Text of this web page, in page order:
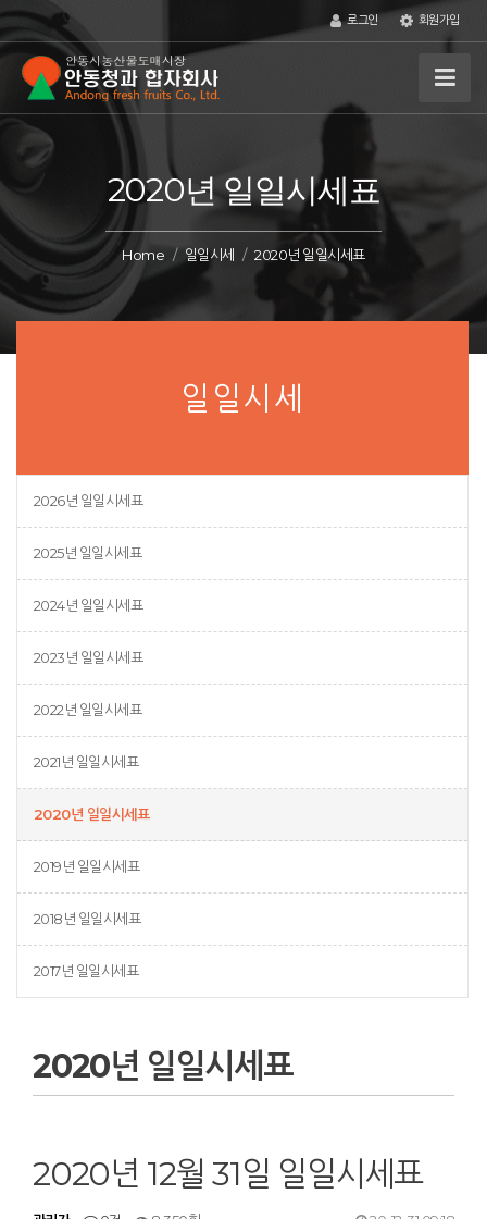
로그인 회원가입
2020년 일일시세표
Home 일일시세 2020년 일일시세표
일일시세
2026년 일일시세표
2025년 일일시세표
2024년 일일시세표
2023년 일일시세표
2022년 일일시세표
2021년 일일시세표
2020년 일일시세표
2019년 일일시세표
2018년 일일시세표
2017년 일일시세표
2020년 일일시세표
2020년 12월 31일 일일시세표